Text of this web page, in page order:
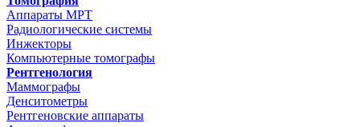
Аппараты МРТ
Радиологические системы
Инжекторы
Компьютерные томографы
Рентгенология
Маммографы
Денситометры
Рентгеновские аппараты